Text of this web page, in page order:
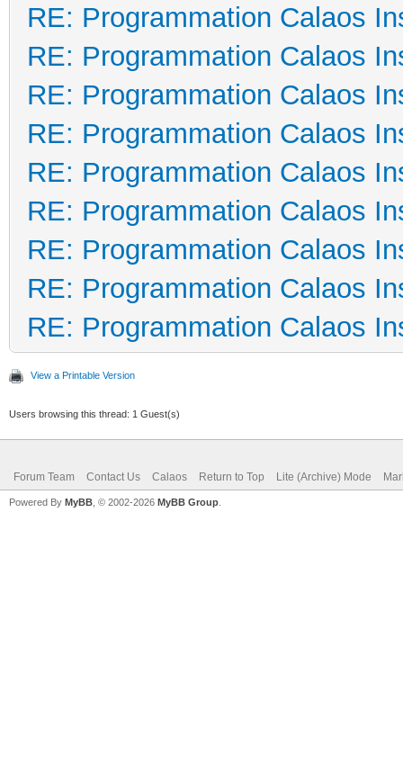
RE: Programmation Calaos
RE: Programmation Calaos
RE: Programmation Calaos
RE: Programmation Calaos
RE: Programmation Calaos
RE: Programmation Calaos
RE: Programmation Calaos
RE: Programmation Calaos
RE: Programmation Calaos
View a Printable Version
Users browsing this thread: 1 Guest(s)
Forum Team Contact Us Calaos Return to Top Lite (Archive) Mode
Powered By MyBB , © 2002-2026 MyBB Group